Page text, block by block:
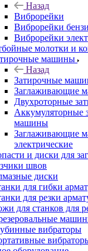
Назад
Виброрейки
Виброрейки
Виброрейки
молотки и
машины
Назад
Затирочные
Заглаживающие
Двухроторные
Аккумуляторные
машины
Заглаживающие
электрические
и диски для
швов
диски
для гибки
для резки
для станков для
вибраторы